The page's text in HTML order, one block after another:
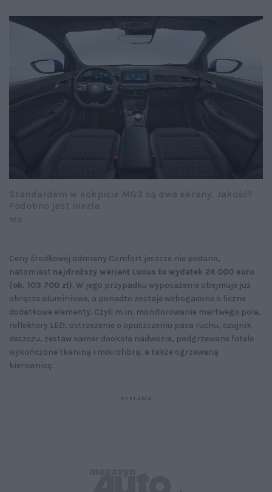
Ceny środkowej odmiany Comfort jeszcze nie podano,
natomiast najdroższy wariant Luxus to wydatek 24 000 euro
(ok. 103 700 zł). W jego przypadku wyposażenie obejmuje już
obręcze aluminiowe, a ponadto zostaje wzbogacone o liczne
dodatkowe elementy. Czyli m.in. monitorowanie martwego pola,
reflektory LED, ostrzeżenie o opuszczeniu pasa ruchu, czujnik
deszczu, zestaw kamer dookoła nadwozia, podgrzewane fotele
wykończone tkaniną i mikrofibrą, a także ogrzewaną
kierownicę.